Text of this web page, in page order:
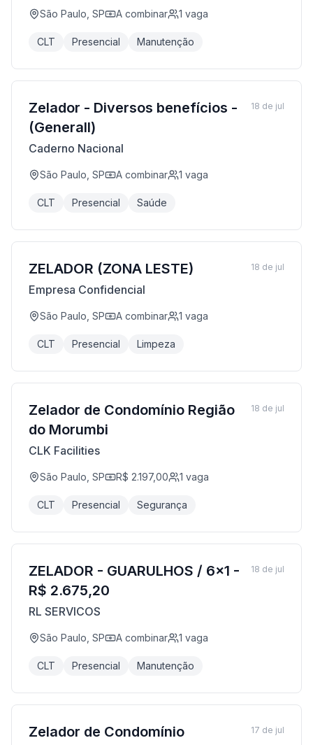
São Paulo, SP A combinar 1 vaga
CLT Presencial Manutenção
Zelador - Diversos benefícios -
(Generall)
Caderno Nacional
São Paulo, SP A combinar 1 vaga
CLT Presencial Saúde
18 de jul
ZELADOR (ZONA LESTE)
Empresa Confidencial
São Paulo, SP A combinar 1 vaga
CLT Presencial Limpeza
18 de jul
Zelador de Condomínio Região
do Morumbi
CLK Facilities
São Paulo, SP R$ 2.197,00 1 vaga
CLT Presencial Segurança
18 de jul
ZELADOR - GUARULHOS / 6x1 -
R$ 2.675,20
RL SERVICOS
São Paulo, SP A combinar 1 vaga
CLT Presencial Manutenção
18 de jul
Zelador de Condomínio 17 de jul